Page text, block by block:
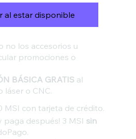
al estar disponible
no los accesorios u
promociones o
BÁSICA GRATIS al
láser o CNC.
MSI con tarjeta de crédito.
paga después! 3 MSI sin